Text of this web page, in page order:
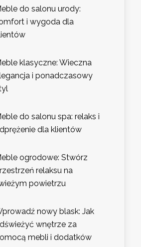
do salonu urody:
i wygoda dla
klasyczne: Wieczna
i ponadczasowy
do salonu spa: relaks i
dla klientów
ogrodowe: Stwórz
relaksu na
powietrzu
nowy blask: Jak
wnętrze za
mebli i dodatków